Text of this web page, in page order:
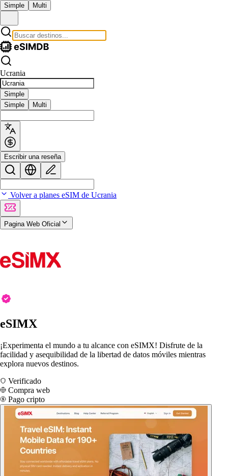
Simple Multi
Ucrania
Simple
Simple
Multi
Escribir una reseña
Volver a planes eSIM de Ucrania
Pagina Web Oficial
eSIMX
¡Experimenta el mundo a tu alcance con eSIMX! Disfrute de la
facilidad y asequibilidad de la libertad de datos móviles mientras
explora nuevos destinos.
Verificado
Compra web
Pago cripto